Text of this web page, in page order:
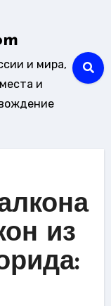
и мира,
и
из